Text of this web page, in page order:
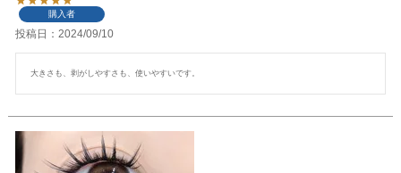
購入者
投稿日 2024/09/10
大きさも、剥がしやすさも、使いやすいです。